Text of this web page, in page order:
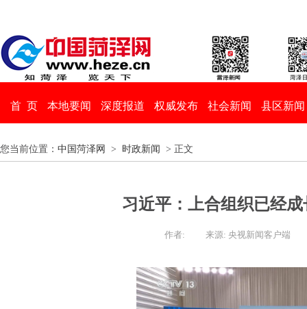
首 页 本地要闻 深度报道 权威发布 社会新闻 县区新闻
您当前位置： 中国菏泽网 > 时政新闻 > 正文
习近平：上合组织已经
作者: 来源: 央视新闻客户端